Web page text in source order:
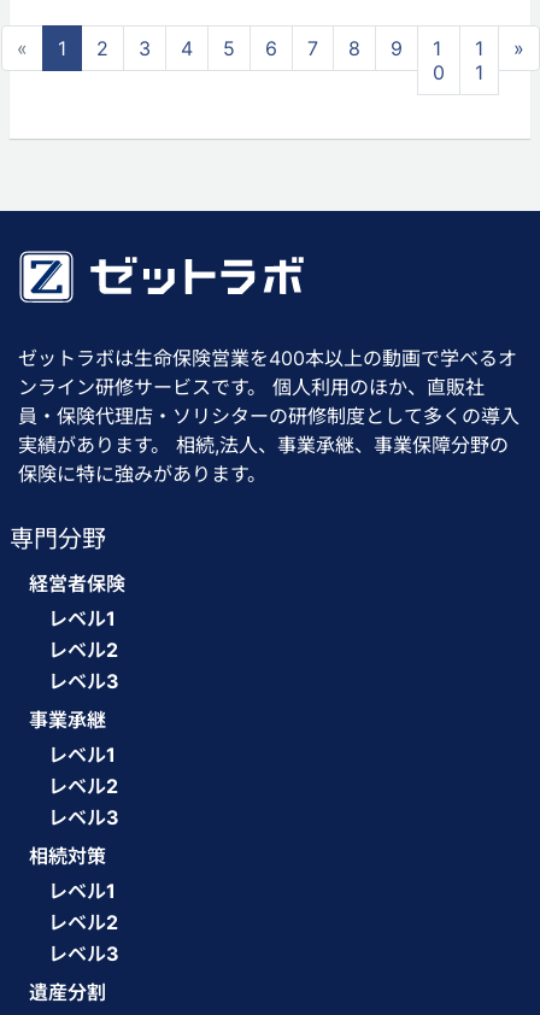
« 1 2 3 4 5 6 7 8 9
1
0
1
1
»
ゼットラボは生命保険営業を400本以上の動画で学べるオ
ンライン研修サービスです。 個人利用のほか、直販社
員・保険代理店・ソリシターの研修制度として多くの導入
実績があります。 相続,法人、事業承継、事業保障分野の
保険に特に強みがあります。
専門分野
経営者保険
レベル1
レベル2
レベル3
事業承継
レベル1
レベル2
レベル3
相続対策
レベル1
レベル2
レベル3
遺産分割